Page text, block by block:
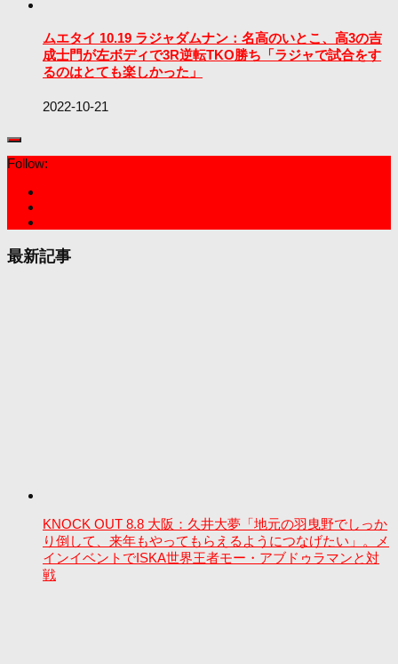
ムエタイ 10.19 ラジャダムナン：名高のいとこ、高3の吉
成士門が左ボディで3R逆転TKO勝ち「ラジャで試合をす
るのはとても楽しかった」
2022-10-21
Follow:
最新記事
KNOCK OUT 8.8 大阪：久井大夢「地元の羽曳野でしっか
り倒して、来年もやってもらえるようにつなげたい」。メ
インイベントでISKA世界王者モー・アブドゥラマンと対
戦